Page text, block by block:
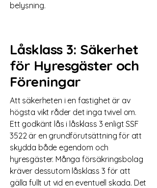
belysning.
Låsklass 3: Säkerhet
för Hyresgäster och
Föreningar
Att säkerheten i en fastighet är av
högsta vikt råder det inga tvivel om.
Ett godkänt lås i låsklass 3 enligt SSF
3522 är en grundförutsättning för att
skydda både egendom och
hyresgäster. Många försäkringsbolag
kräver dessutom låsklass 3 för att
gälla fullt ut vid en eventuell skada. Det